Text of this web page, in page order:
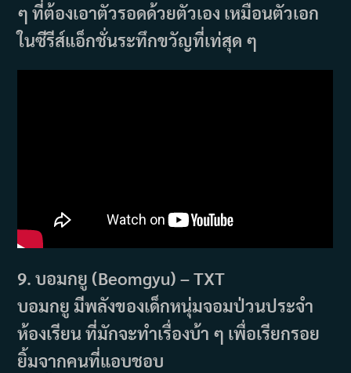
ๆ ที่ต้องเอาตัวรอดด้วยตัวเอง เหมือนตัวเอก
ในซีรีส์แอ็กชั่นระทึกขวัญที่เท่สุด ๆ
9. บอมกยู (Beomgyu) – TXT
บอมกยู มีพลังของเด็กหนุ่มจอมป่วนประจำ
ห้องเรียน ที่มักจะทำเรื่องบ้า ๆ เพื่อเรียกรอย
ยิ้มจากคนที่แอบชอบ